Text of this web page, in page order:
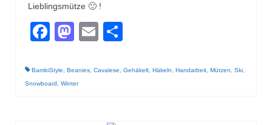
Lieblingsmütze 🙂 !
Facebook
Mastodon
Email
BambiStyle, Beanies, Cavalese, Gehäkelt, Häkeln, Handarbeit, Mützen, Ski,
Snowboard, Winter